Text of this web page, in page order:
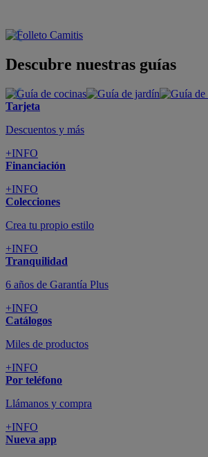
Descubre nuestras guías
Tarjeta
Descuentos y más
+INFO
Financiación
+INFO
Colecciones
Crea tu propio estilo
+INFO
Tranquilidad
6 años de Garantía Plus
+INFO
Catálogos
Miles de productos
+INFO
Por teléfono
Llámanos y compra
+INFO
Nueva app